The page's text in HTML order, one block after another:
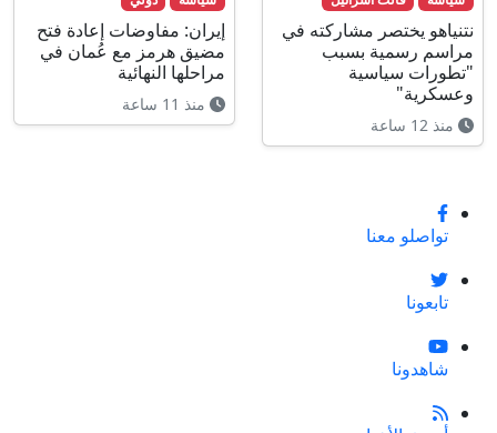
نتنياهو يختصر مشاركته في
مراسم رسمية بسبب
"تطورات سياسية
وعسكرية"
منذ 12 ساعة
إيران: مفاوضات إعادة فتح
مضيق هرمز مع عُمان في
مراحلها النهائية
منذ 11 ساعة
تواصلو معنا
تابعونا
شاهدونا